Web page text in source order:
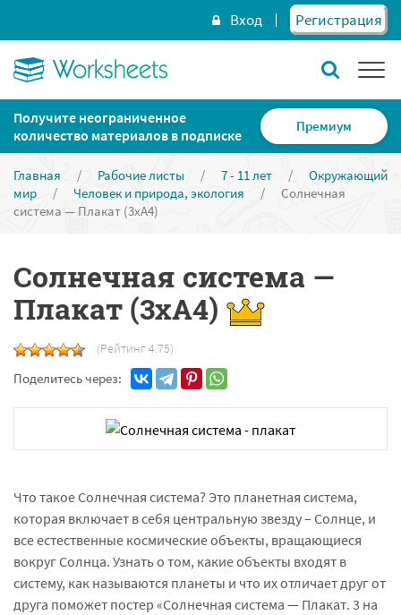
Вход Регистрация
Получите неограниченное
количество материалов в подписке
Премиум
Главная / Рабочие листы / 7 - 11 лет /
Окружающий
мир
/ Человек и природа, экология /
Солнечная
система — Плакат (3хА4)
Солнечная система —
Плакат (3хА4)
(Рейтинг 4.75)
Поделитесь через:
Что такое Солнечная система? Это планетная система,
которая включает в себя центральную звезду – Солнце, и
все естественные космические объекты, вращающиеся
вокруг Солнца. Узнать о том, какие объекты входят в
систему, как называются планеты и что их отличает друг от
друга поможет постер «Солнечная система — Плакат. 3 на